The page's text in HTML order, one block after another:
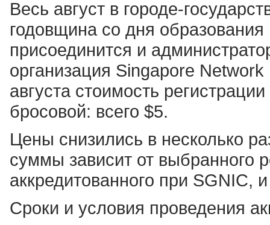
Весь август в городе-
годовщина со дня
присоединится и
организация Singapore
августа стоимость
бросовой: всего $5.
Цены снизились в несколько
суммы зависит от выбранного
аккредитованного при SGNIC,
Сроки и условия проведения